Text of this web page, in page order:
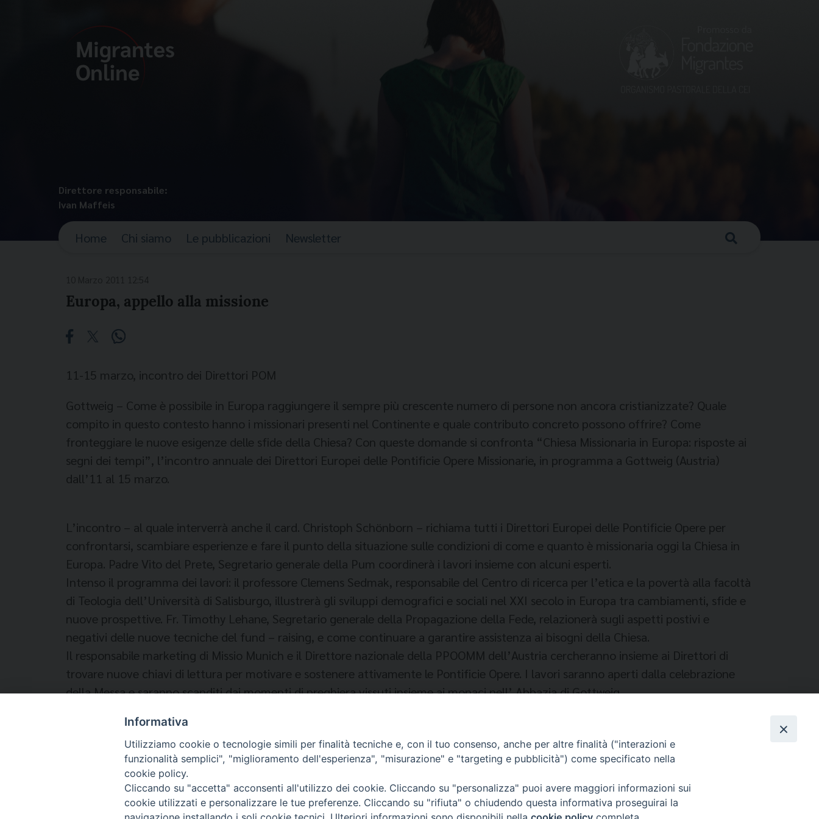
Direttore responsabile:
Ivan Maffeis
Home Chi siamo Le pubblicazioni Newsletter
Europa, appello alla missione
11-15 marzo, incontro dei Direttori POM
Gottweig – Come è possibile in Europa raggiungere il sempre più crescente numero di persone non ancora cristianizzate? Quale
compito in questo contesto hanno i missionari presenti nel Continente e quale contributo concreto possono offrire? Come
fronteggiare le nuove esigenze delle sfide della Chiesa? Con queste domande si confronta “Chiesa Missionaria in Europa: risposte ai
segni dei tempi”, l’incontro annuale dei Direttori Europei delle Pontificie Opere Missionarie, in programma a Gottweig (Austria)
dall’11 al 15 marzo.
L’incontro – al quale interverrà anche il card. Christoph Schönborn – richiama tutti i Direttori Europei delle Pontificie Opere per
confrontarsi, scambiare esperienze e fare il punto della situazione sulle condizioni di come e quanto è missionaria oggi la Chiesa in
Europa. Padre Vito del Prete, Segretario generale della Pum coordinerà i lavori insieme con alcuni esperti.
Intenso il programma dei lavori: il professore Clemens Sedmak, responsabile del Centro di ricerca per l’etica e la povertà alla facoltà
di Teologia dell’Università di Salisburgo, illustrerà gli sviluppi demografici e sociali nel XXI secolo in Europa tra cambiamenti, sfide e
nuove prospettive. Fr. Timothy Lehane, Segretario generale della Propagazione della Fede, relazionerà sugli aspetti postivi e
negativi delle nuove tecniche del fund – raising, e come continuare a garantire assistenza ai bisogni della Chiesa.
Il responsabile marketing di Missio Munich e il Direttore nazionale della PPOOMM dell’Austria cercheranno insieme ai Direttori di
trovare nuove chiavi di lettura per motivare e sostenere attivamente le Pontificie Opere. I lavori saranno aperti dalla celebrazione
della Messa e saranno scanditi dai momenti di preghiera vissuti insieme ai monaci nell’ Abbazia di Gottweig.
Informativa
Utilizziamo cookie o tecnologie simili per finalità tecniche e, con il tuo consenso, anche per altre finalità ("interazioni e
funzionalità semplici", "miglioramento dell'esperienza", "misurazione" e "targeting e pubblicità") come specificato nella
cookie policy.
Cliccando su "accetta" acconsenti all'utilizzo dei cookie. Cliccando su "personalizza" puoi avere maggiori informazioni sui
cookie utilizzati e personalizzare le tue preferenze. Cliccando su "rifiuta" o chiudendo questa informativa proseguirai la